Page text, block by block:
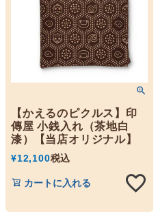
【かえるのピクルス】印
傳屋 小銭入れ（茶地白
漆）【当店オリジナル】
¥12,100税込
カートに入れる